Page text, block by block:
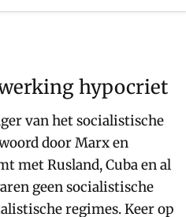
hypocriet
van het socialistische
door Marx en
met Rusland, Cuba en al
geen socialistische
regimes. Keer op